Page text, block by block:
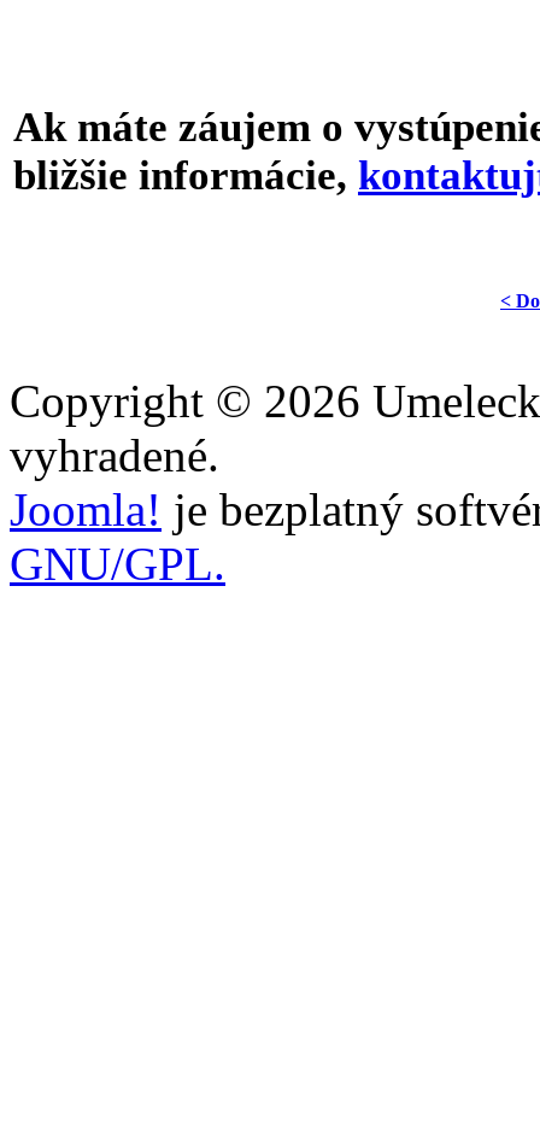
Ak máte záujem o
bližšie informácie,
<
Copyright © 2026
vyhradené.
Joomla! je bezplatný
GNU/GPL.